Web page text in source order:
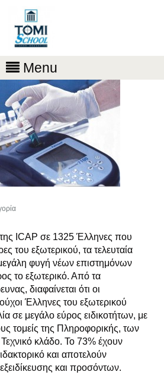
Menu
ICAP σε 1325 Έλληνες που
του εξωτερικού, τα τελευταία
φυγή νέων επιστημόνων
το εξωτερικό. Από τα
διαφαίνεται ότι οι
Έλληνες του εξωτερικού
σε μεγάλο εύρος ειδικοτήτων, με
τομείς της Πληροφορικής, των
κλάδο. Το 73% έχουν
και αποτελούν
και προσόντων.